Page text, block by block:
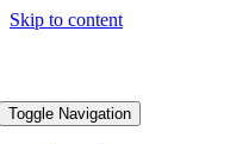
Skip to content
Toggle Navigation